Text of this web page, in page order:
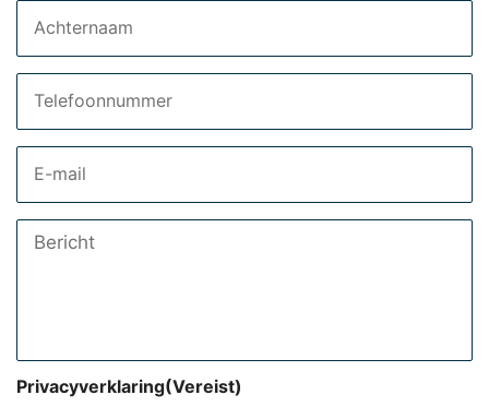
Bericht
Privacyverklaring(Vereist)